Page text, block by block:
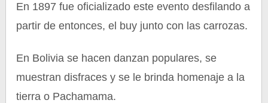
En 1897 fue oficializado este evento desfilando a
partir de entonces, el buy junto con las carrozas.
En Bolivia se hacen danzan populares, se
muestran disfraces y se le brinda homenaje a la
tierra o Pachamama.